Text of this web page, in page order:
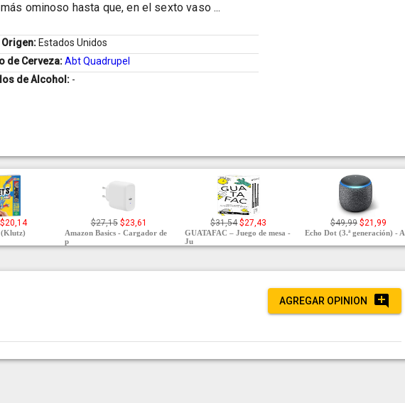
ominoso hasta que, en el sexto vaso ...
Origen: Estados Unidos
de Cerveza:Abt Quadrupel
de Alcohol: -
$20,14
(Klutz)
$27,15 $23,61
Amazon Basics - Cargador de
p
$31,54 $27,43
GUATAFAC – Juego de mesa -
Ju
$49,99 $21,99
Echo Dot (3.ª generación) - A
AGREGAR OPINION